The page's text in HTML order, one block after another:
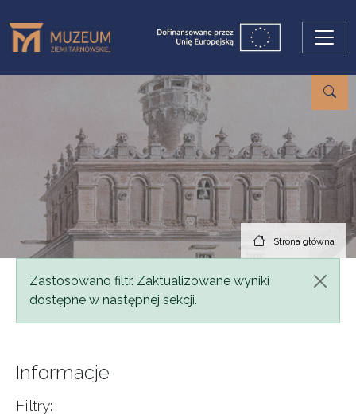
Strona główna
Komunikat
Zastosowano filtr. Zaktualizowane wyniki
dostępne w następnej sekcji.
Informacje
Filtry: